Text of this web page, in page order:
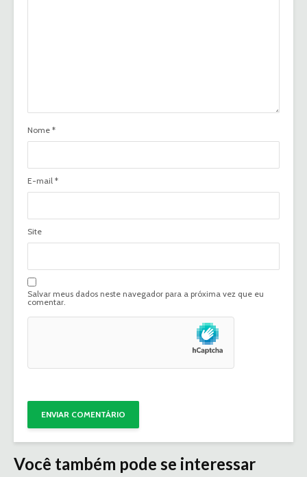
Nome *
E-mail *
Site
Salvar meus dados neste navegador para a próxima vez que eu
comentar.
Você também pode se interessar